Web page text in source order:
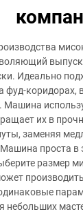
Идеально
фуд-коридорах,
Машина
их в
заменяя
проста в
размер
небольших